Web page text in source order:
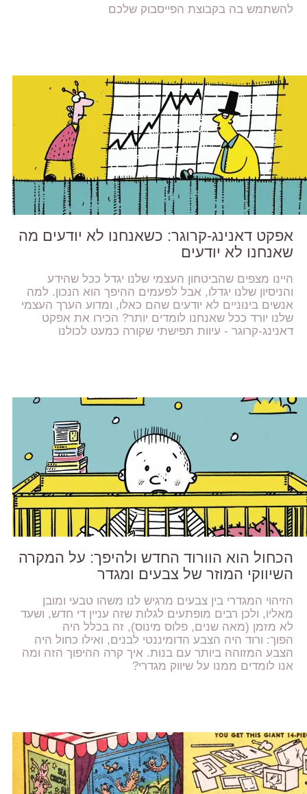
להשתמש בה בקבוצת הפייסבוק שלכם
אפקט דאנינג-קרוגר: כשאנחנו לא יודעים מה
שאנחנו לא יודעים
היינו מצפים שהביטחון העצמי שלנו יגדל ככל שהידע
והניסיון שלנו יגדלו, אבל לפעמים ההיפך הוא הנכון. למה
אנשים בינוניים לא יודעים שהם כאלו, ומדוע הערך העצמי
שלנו יורד ככל שאנחנו לומדים יותר? הכירו את אפקט
דאנינג-קרוגר - עיוות תפישתי שקורה כמעט לכולנו
הכחול הוא הוורוד החדש ולהיפך: על המקרה
השיווקי המוזר של צבעים ומגדר
הזיהוי המגדרי בין צבעים מרגיש לנו משהו טבעי ומובן
מאליו, ולכן רבים מופתעים לגלות שזה עניין די חדש, ושעד
לא מזמן (מאה שנים, פלוס מינוס), זה בכלל היה
הפוך: ורוד היה הצבע הדומיננטי לבנים, ואילו כחול היה
הצבע המזוהה ביותר עם בנות. איך קרה ההיפוך הזה ומה
אנו לומדים ממנו על שיווק מגדרי?